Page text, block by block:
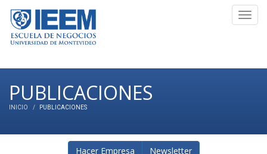
PUBLICACIONES
INICIO PUBLICACIONES
Hacer Empresa Newsletter